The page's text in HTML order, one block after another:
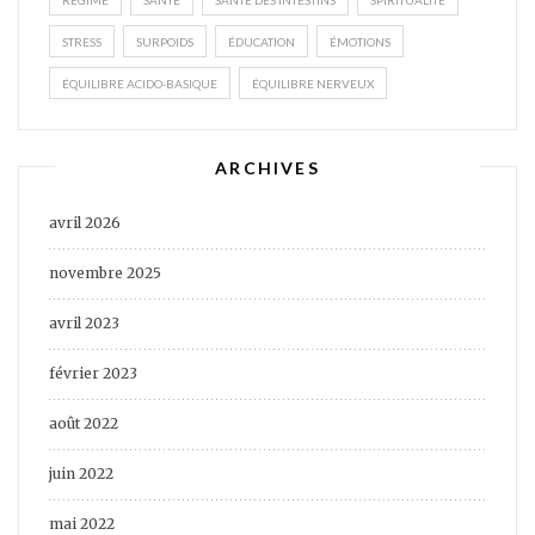
STRESS SURPOIDS ÉDUCATION ÉMOTIONS
ÉQUILIBRE ACIDO-BASIQUE ÉQUILIBRE NERVEUX
ARCHIVES
avril 2026
novembre 2025
avril 2023
février 2023
août 2022
juin 2022
mai 2022